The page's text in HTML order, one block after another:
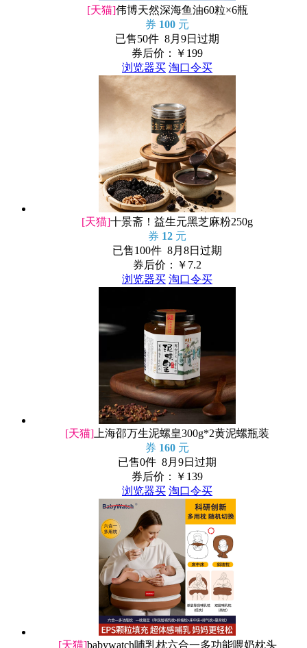
[天猫]伟博天然深海鱼油60粒×6瓶
券 100 元
已售50件 8月9日过期
券后价：￥ 199
浏览器买 淘口令买
[天猫]十景斋！益生元黑芝麻粉250g
券 12 元
已售100件 8月8日过期
券后价：￥ 7.2
浏览器买 淘口令买
[天猫] 上海邵万生泥螺皇300g*2黄泥螺瓶装
券 160 元
已售0件 8月9日过期
券后价：￥ 139
浏览器买 淘口令买
[天猫]babywatch哺乳枕六合一多功能喂奶枕头